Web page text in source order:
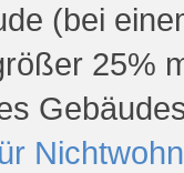
(bei
25%